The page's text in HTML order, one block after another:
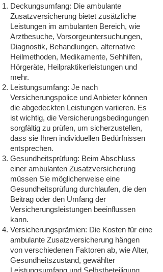
Deckungsumfang: Die ambulante
Zusatzversicherung bietet zusätzliche
Leistungen im ambulanten Bereich, wie
Arztbesuche, Vorsorgeuntersuchungen,
Diagnostik, Behandlungen, alternative
Heilmethoden, Medikamente, Sehhilfen,
Hörgeräte, Heilpraktikerleistungen und
mehr.
Leistungsumfang: Je nach
Versicherungspolice und Anbieter können
die abgedeckten Leistungen variieren. Es
ist wichtig, die Versicherungsbedingungen
sorgfältig zu prüfen, um sicherzustellen,
dass sie Ihren individuellen Bedürfnissen
entsprechen.
Gesundheitsprüfung: Beim Abschluss
einer ambulanten Zusatzversicherung
müssen Sie möglicherweise eine
Gesundheitsprüfung durchlaufen, die den
Beitrag oder den Umfang der
Versicherungsleistungen beeinflussen
kann.
Versicherungsprämien: Die Kosten für eine
ambulante Zusatzversicherung hängen
von verschiedenen Faktoren ab, wie Alter,
Gesundheitszustand, gewählter
Leistungsumfang und Selbstbeteiligung.